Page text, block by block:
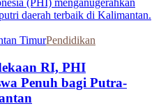
TimurPendidikan
RI, PHI
Penuh bagi Putra-